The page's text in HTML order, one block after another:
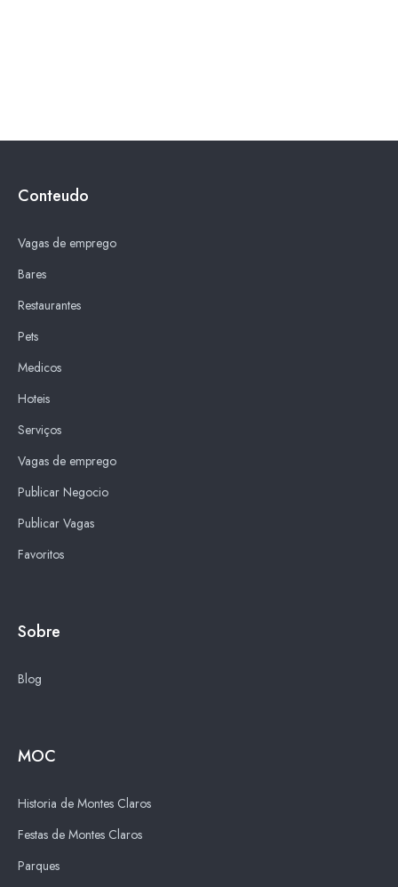
Conteudo
Vagas de emprego
Bares
Restaurantes
Pets
Medicos
Hoteis
Serviços
Vagas de emprego
Publicar Negocio
Publicar Vagas
Favoritos
Sobre
Blog
MOC
Historia de Montes Claros
Festas de Montes Claros
Parques